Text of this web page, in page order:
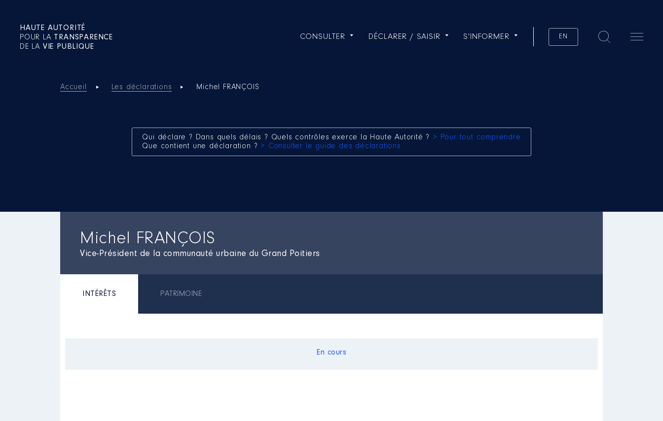
HAUTE AUTORITÉ
POUR LA TRANSPARENCE
DE LA VIE PUBLIQUE
CONSULTER DÉCLARER / SAISIR S'INFORMER EN
Accueil Les déclarations Michel FRANÇOIS
Qui déclare ? Dans quels délais ? Quels contrôles exerce la Haute Autorité ? > Pour tout comprendre
Que contient une déclaration ? > Consulter le guide des déclarations
Michel FRANÇOIS
Vice-Président de la communauté urbaine du Grand Poitiers
INTÉRÊTS PATRIMOINE
En cours